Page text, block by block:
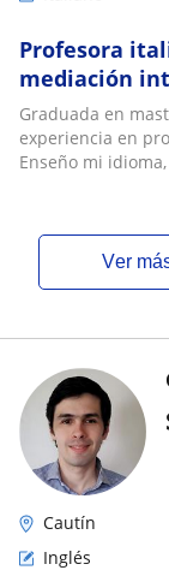
Profesora
mediación
Graduada en
experiencia en
Enseño mi
ver
Cautín
Inglés